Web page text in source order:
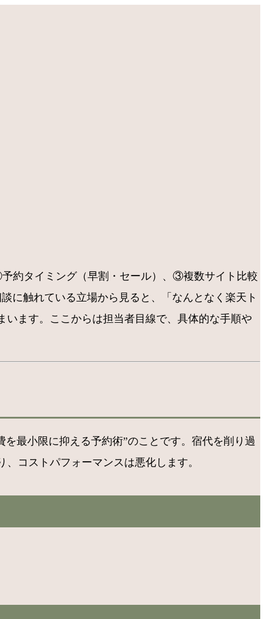
約タイミング（早割・セール）、③複数サイト比較
に触れている立場から見ると、「なんとなく楽天ト
ます。ここからは担当者目線で、具体的な手順や
最小限に抑える予約術”のことです。宿代を削り過
コストパフォーマンスは悪化します。